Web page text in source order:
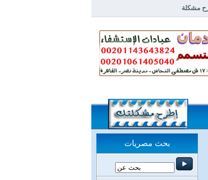
مشكلة
بحث مصريات